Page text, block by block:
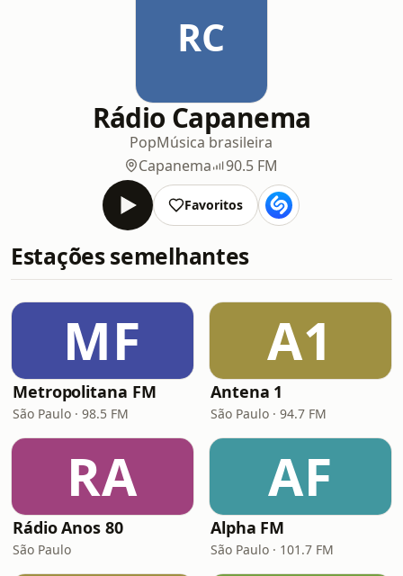
RC
Rádio Capanema
PopMúsica brasileira
Capanema
90.5 FM
Favoritos
Estações semelhantes
MF
Metropolitana FM
São Paulo · 98.5 FM
A1
Antena 1
São Paulo · 94.7 FM
RA
Rádio Anos 80
São Paulo
AF
Alpha FM
São Paulo · 101.7 FM